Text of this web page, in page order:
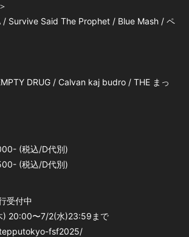
/ Survive Said The Prophet / Blue Mash / ペ
DRUG / Calvan kaj budro / THE まっ
(税込/D代別)
(税込/D代別)
受付中
) 20:00〜7/2(水)23:59まで
fsf2025/